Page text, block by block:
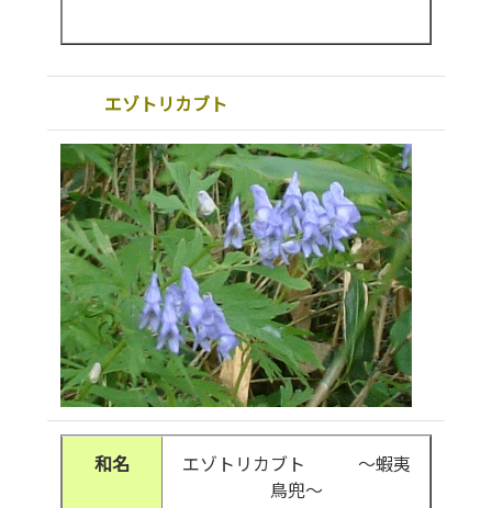
エゾトリカブト
和名
エゾトリカブト ～蝦夷
鳥兜～